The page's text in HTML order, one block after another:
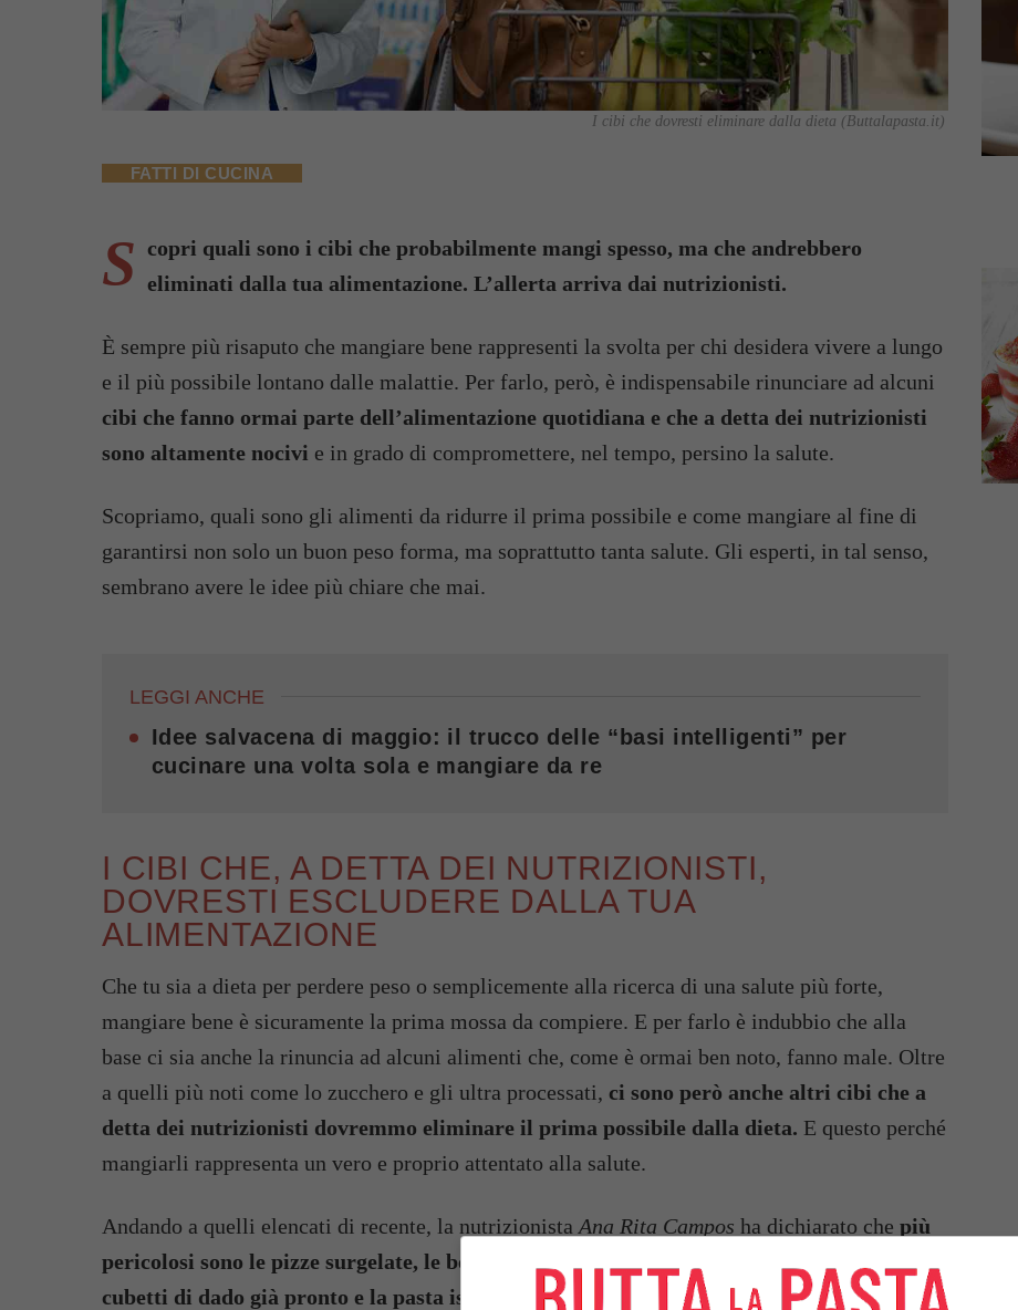
I cibi che dovresti eliminare dalla dieta (Buttalapasta.it)
FATTI DI CUCINA
S copri quali sono i cibi che probabilmente mangi spesso, ma che andrebbero
eliminati dalla tua alimentazione. L’allerta arriva dai nutrizionisti.
È sempre più risaputo che mangiare bene rappresenti la svolta per chi desidera vivere a lungo
e il più possibile lontano dalle malattie. Per farlo, però, è indispensabile rinunciare ad alcuni
cibi che fanno ormai parte dell’alimentazione quotidiana e che a detta dei nutrizionisti
sono altamente nocivi e in grado di compromettere, nel tempo, persino la salute.
Scopriamo, quali sono gli alimenti da ridurre il prima possibile e come mangiare al fine di
garantirsi non solo un buon peso forma, ma soprattutto tanta salute. Gli esperti, in tal senso,
sembrano avere le idee più chiare che mai.
LEGGI ANCHE
Idee salvacena di maggio: il trucco delle “basi intelligenti” per
cucinare una volta sola e mangiare da re
I CIBI CHE, A DETTA DEI NUTRIZIONISTI,
DOVRESTI ESCLUDERE DALLA TUA
ALIMENTAZIONE
Che tu sia a dieta per perdere peso o semplicemente alla ricerca di una salute più forte,
mangiare bene è sicuramente la prima mossa da compiere. E per farlo è indubbio che alla
base ci sia anche la rinuncia ad alcuni alimenti che, come è ormai ben noto, fanno male. Oltre
a quelli più noti come lo zucchero e gli ultra processati, ci sono però anche altri cibi che a
detta dei nutrizionisti dovremmo eliminare il prima possibile dalla dieta. E questo perché
mangiarli rappresenta un vero e proprio attentato alla salute.
Andando a quelli elencati di recente, la nutrizionista Ana Rita Campos ha dichiarato che più
pericolosi sono le pizze surgelate, le bevande analcoliche, le crocchette surgelate, i
cubetti di dado già pronto e la pasta istantanea (noodles) che ultimamente va tanto di